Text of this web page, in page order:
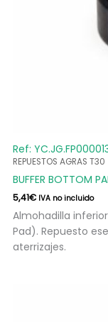
Ref:
REPUESTOS AGRAS T30
BUFFER BOTTOM
5,41€ IVA no incluido
Almohadilla
Pad). Repuesto
aterrizajes.